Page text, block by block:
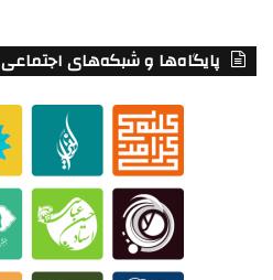
پایگاه‌ها و شبکه‌های اجتماعی